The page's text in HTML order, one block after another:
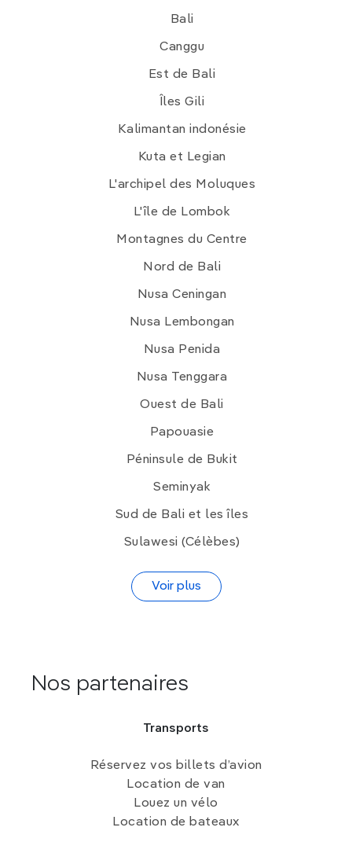
Bali
Canggu
Est de Bali
Îles Gili
Kalimantan indonésie
Kuta et Legian
L'archipel des Moluques
L'île de Lombok
Montagnes du Centre
Nord de Bali
Nusa Ceningan
Nusa Lembongan
Nusa Penida
Nusa Tenggara
Ouest de Bali
Papouasie
Péninsule de Bukit
Seminyak
Sud de Bali et les îles
Sulawesi (Célèbes)
Voir plus
Nos partenaires
Transports
Réservez vos billets d’avion
Location de van
Louez un vélo
Location de bateaux